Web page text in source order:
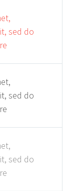
sed do
sed do
sed do